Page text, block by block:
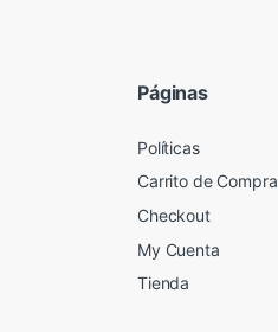
Páginas
Políticas
Carrito de Compra
Checkout
My Cuenta
Tienda